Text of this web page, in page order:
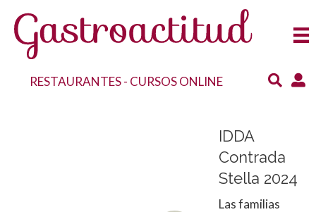
RESTAURANTES- CURSOS ONLINE
IDDA
Contrada
Stella 2024
Las familias